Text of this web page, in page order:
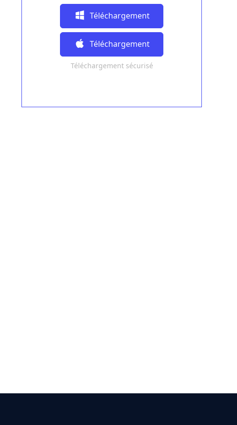
Téléchargement
Gratuit
Téléchargement
Gratuit
Téléchargement sécurisé